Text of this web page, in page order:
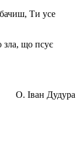
Ти усе
зла, що псує
О. Іван Дудура